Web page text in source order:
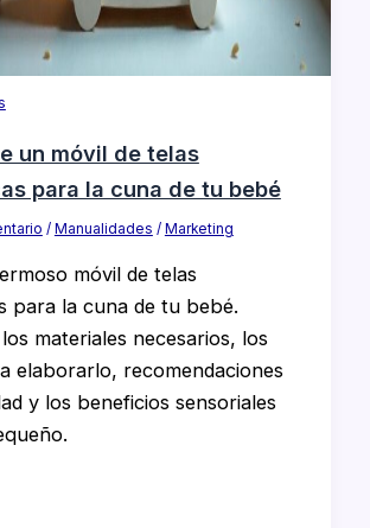
un móvil de telas
para la cuna de tu bebé
/ Manualidades / Marketing
móvil de telas
para la cuna de tu bebé.
materiales necesarios, los
elaborarlo, recomendaciones
y los beneficios sensoriales